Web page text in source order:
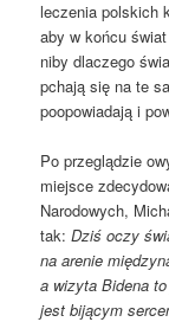
leczenia polskich
aby w końcu
niby dlaczego
pchają się na te
poopowiadają i
Po przeglądzie
miejsce
Narodowych,
tak:Dziś oczy
na arenie
a wizyta Bidena
jest bijącym